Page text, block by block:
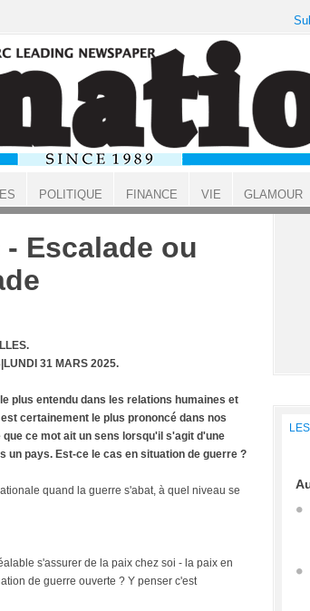
- Escalade ou
31 MARS 2025.
plus entendu dans les relations humaines et
certainement le plus prononcé dans nos
ce mot ait un sens lorsqu'il s'agit d'une
un pays. Est-ce le cas en situation de guerre ?
quand la guerre s'abat, à quel niveau se
s'assurer de la paix chez soi - la paix en
de guerre ouverte ? Y penser c'est
POLITIQUE FINANCE VIE GLAMOUR